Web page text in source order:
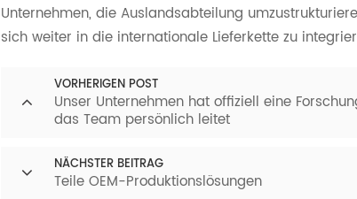
Unternehmen, die Auslandsabteilung
sich weiter in die internationale Lieferkette zu
VORHERIGEN POST
Unser Unternehmen hat offiziell eine
das Team persönlich leitet
NÄCHSTER BEITRAG
Teile OEM-Produktionslösungen